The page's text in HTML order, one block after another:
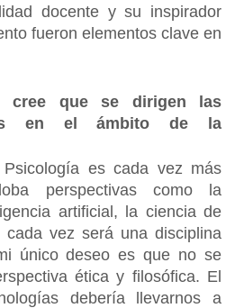
docente y su inspirador
fueron elementos clave en
cree que se dirigen las
en el ámbito de la
es cada vez más
perspectivas como la
artificial, la ciencia de
vez será una disciplina
único deseo es que no se
ética y filosófica. El
debería llevarnos a